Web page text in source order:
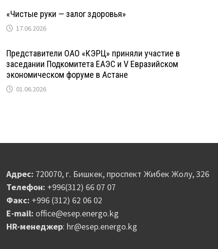
«Чистые руки — залог здоровья»
17.06.2026
Представители ОАО «КЭРЦ» приняли участие в
заседании Подкомитета ЕАЭС и V Евразийском
экономическом форуме в Астане
01.06.2026
Адрес: 720070, г. Бишкек, проспект Жибек Жолу, 326
Телефон: +996(312) 66 07 07
Факс: +996 (312) 62 06 02
E-mail: office@esep.energo.kg
HR-менеджер: hr@esep.energo.kg